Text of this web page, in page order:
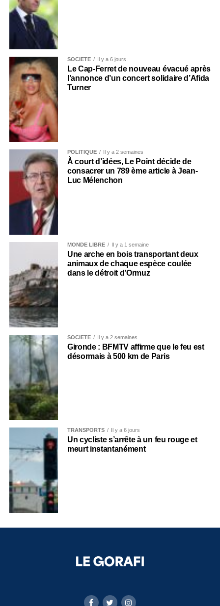
SOCIÉTÉ Il y a 6 jours
Le Cap-Ferret de nouveau évacué après
l’annonce d’un concert solidaire d’Afida
Turner
POLITIQUE Il y a 2 semaines
À court d’idées, Le Point décide de
consacrer un 789 ème article à Jean-
Luc Mélenchon
MONDE LIBRE Il y a 1 semaine
Une arche en bois transportant deux
animaux de chaque espèce coulée
dans le détroit d’Ormuz
SOCIÉTÉ Il y a 2 semaines
Gironde : BFMTV affirme que le feu est
désormais à 500 km de Paris
TRANSPORTS Il y a 6 jours
Un cycliste s’arrête à un feu rouge et
meurt instantanément